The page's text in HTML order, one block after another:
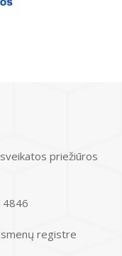
priežiūros
registre